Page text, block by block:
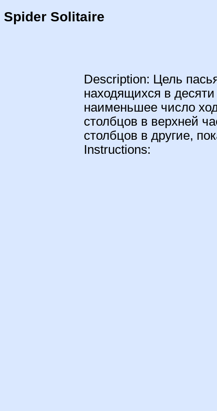
Spider Solitaire
Description: Цель
находящихся в
наименьшее число
столбцов в верхней
столбцов в другие,
Instructions: